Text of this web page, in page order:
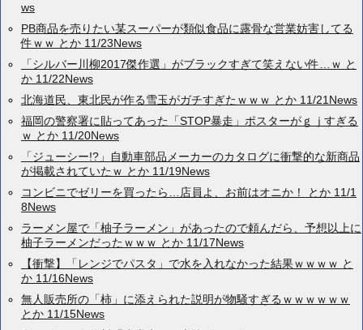
ws
PB商品を売りたい某スーパーが類似食品に露骨な営業妨害してる
件ｗｗ とか 11/23News
「シルバー川柳2017傑作選」がブラックすぎて笑えない件…ｗ と
か 11/22News
北海道民、東北民が作る雪玉がガチすぎたｗｗｗ とか 11/21News
福岡の警察署に貼ってあった「STOP暴走」ポスターがｇｊすぎる
ｗ とか 11/20News
「ジューシー!?」自動車部品メーカーのカタログに衝撃的な新商品
が掲載されていたｗ とか 11/19News
コンビニでゼリーを買ったら…店員よ、お前はオニか！ とか 11/1
8News
ラーメン屋で「柚子ラーメン」があったので頼んだら、予想以上に
柚子ラーメンだったｗｗｗ とか 11/17News
【衝撃】「レンジでパスタ」で水を入れなかった結果ｗｗｗｗ と
か 11/16News
無人販売所の「柿」に添えられた説明が物騒すぎるｗｗｗｗｗｗ
とか 11/15News